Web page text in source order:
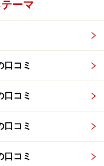
」（一般社団法人
ーマ
口コミ
口コミ
口コミ
口コミ